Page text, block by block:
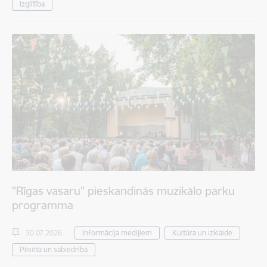
Izglītība
”Rīgas vasaru” pieskandinās muzikālo parku
programma
30.07.2026. Informācija medijiem
Kultūra un izklaide
Pilsētā un sabiedrībā